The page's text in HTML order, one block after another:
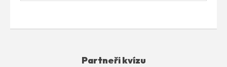
Partneři kvízu